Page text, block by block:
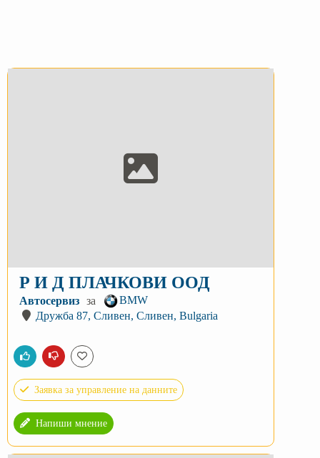
Р И Д ПЛАЧКОВИ ООД
Автосервиз за
BMW
Дружба 87, Сливен, Сливен, Bulgaria
Заявка за управление на данните
Напиши мнение